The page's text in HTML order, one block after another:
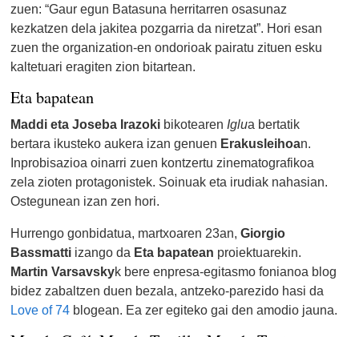
zuen: “Gaur egun Batasuna herritarren osasunaz
kezkatzen dela jakitea pozgarria da niretzat”. Hori esan
zuen the organization-en ondorioak pairatu zituen esku
kaltetuari eragiten zion bitartean.
Eta bapatean
Maddi eta Joseba Irazoki bikotearen Iglua bertatik
bertara ikusteko aukera izan genuen Erakusleihoan.
Inprobisazioa oinarri zuen kontzertu zinematografikoa
zela zioten protagonistek. Soinuak eta irudiak nahasian.
Ostegunean izan zen hori.
Hurrengo gonbidatua, martxoaren 23an,Giorgio
Bassmatti izango da Eta bapatean proiektuarekin.
Martin Varsavskyk bere enpresa-egitasmo fonianoa blog
bidez zabaltzen duen bezala, antzeko-parezido hasi da
Love of 74 blogean. Ea zer egiteko gai den amodio jauna.